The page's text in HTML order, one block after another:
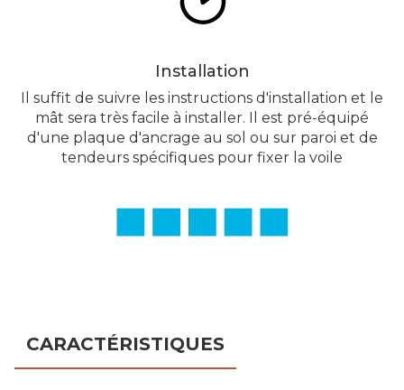
Installation
Il suffit de suivre les instructions d'installation et le
mât sera très facile à installer. Il est pré-équipé
d'une plaque d'ancrage au sol ou sur paroi et de
tendeurs spécifiques pour fixer la voile
CARACTÉRISTIQUES